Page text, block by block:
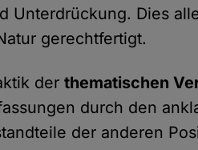
Unterdrückung. Dies
gerechtfertigt.
derthematischen
durch den
der anderen